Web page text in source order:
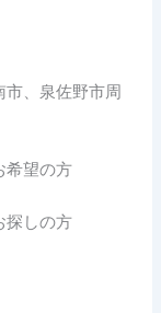
、泉佐野市周
希望の方
探しの方